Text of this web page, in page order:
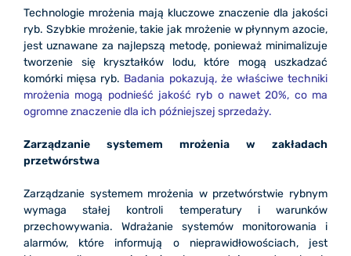
Technologie mrożenia mają kluczowe znaczenie dla jakości
ryb. Szybkie mrożenie, takie jak mrożenie w płynnym azocie,
jest uznawane za najlepszą metodę, ponieważ minimalizuje
tworzenie się kryształków lodu, które mogą uszkadzać
komórki mięsa ryb. Badania pokazują, że właściwe techniki
mrożenia mogą podnieść jakość ryb o nawet 20%, co ma
ogromne znaczenie dla ich późniejszej sprzedaży.
Zarządzanie systemem mrożenia w zakładach
przetwórstwa
Zarządzanie systemem mrożenia w przetwórstwie rybnym
wymaga stałej kontroli temperatury i warunków
przechowywania. Wdrażanie systemów monitorowania i
alarmów, które informują o nieprawidłowościach, jest